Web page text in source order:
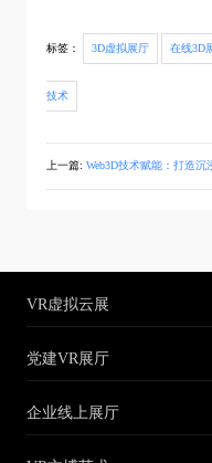
标签： 3D虚拟展厅 在线3D
技术
上一篇: Web3D技术赋能：打造沉浸式电商3D产品展示与线上
VR虚拟云展
党建VR展厅
企业线上展厅